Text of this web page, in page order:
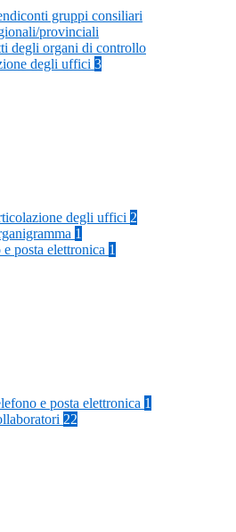
gruppi consiliari
provinciali
degli organi di controllo
degli uffici 3
degli uffici 2
1
posta elettronica 1
e posta elettronica 1
22